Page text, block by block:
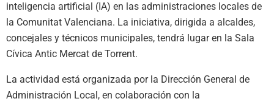
inteligencia artificial (IA) en las administraciones locales de
la Comunitat Valenciana. La iniciativa, dirigida a alcaldes,
concejales y técnicos municipales, tendrá lugar en la Sala
Cívica Antic Mercat de Torrent.
La actividad está organizada por la Dirección General de
Administración Local, en colaboración con la